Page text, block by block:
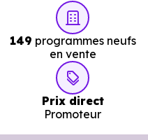
Police : Commissariat
Nord à 331 m, soit 1
min à pied.
Poste :La Poste
en voiture ou à 1.4
149 programmes neufs
en vente
Prix direct
Promoteur